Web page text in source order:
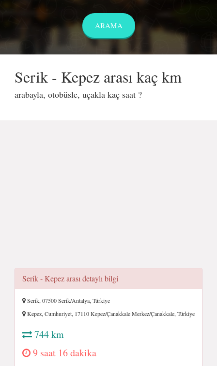
Serik - Kepez arası kaç km
arabayla, otobüsle, uçakla kaç saat ?
Serik - Kepez arası detaylı bilgi
Serik, 07500 Serik/Antalya, Türkiye
Kepez, Cumhuriyet, 17110 Kepez/Çanakkale Merkez/Çanakkale, Türkiye
744 km
9 saat 16 dakika